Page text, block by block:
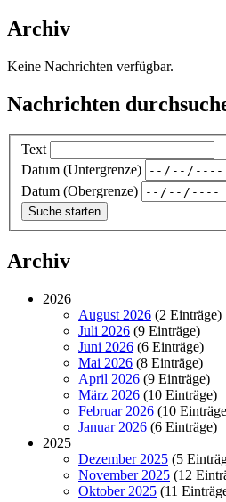
Archiv
Keine Nachrichten verfügbar.
Nachrichten
Text
Datum (Untergrenze)
Datum (Obergrenze)
Archiv
2026
August 2026 (2 Einträge)
Juli 2026 (9 Einträge)
Juni 2026 (6 Einträge)
Mai 2026 (8 Einträge)
April 2026 (9 Einträge)
März 2026 (10 Einträge)
Februar 2026 (10
Januar 2026 (6 Einträge)
2025
Dezember 2025 (5
November 2025 (12
Oktober 2025 (11